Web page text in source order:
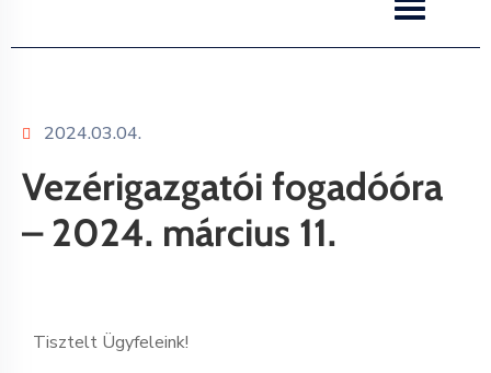
2024.03.04.
Vezérigazgatói fogadóóra
– 2024. március 11.
Tisztelt Ügyfeleink!